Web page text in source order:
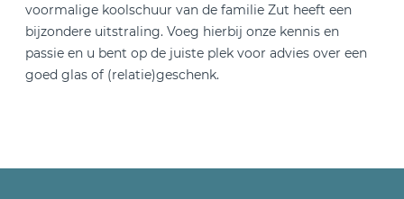
voormalige koolschuur van de familie Zut heeft een
bijzondere uitstraling. Voeg hierbij onze kennis en
passie en u bent op de juiste plek voor advies over een
goed glas of (relatie)geschenk.